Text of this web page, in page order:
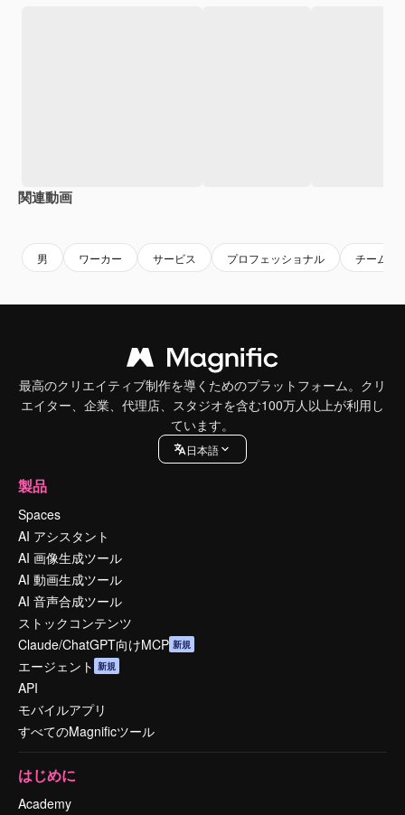
関連動画
男 ワーカー サービス プロフェッショナル チーム
最高のクリエイティブ制作を導くためのプラットフォーム。クリ
エイター、企業、代理店、スタジオを含む100万人以上が利用し
ています。
日本語
製品
Spaces
AI アシスタント
AI 画像生成ツール
AI 動画生成ツール
AI 音声合成ツール
ストックコンテンツ
Claude/ChatGPT向けMCP 新規
エージェント 新規
API
モバイルアプリ
すべてのMagnificツール
はじめに
Academy